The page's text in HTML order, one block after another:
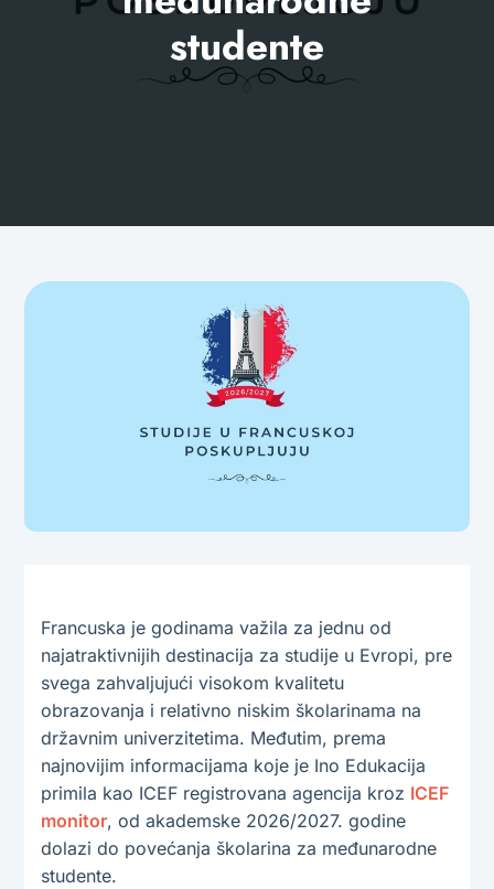
studente
Francuska je godinama važila za jednu od
najatraktivnijih destinacija za studije u Evropi, pre
svega zahvaljujući visokom kvalitetu
obrazovanja i relativno niskim školarinama na
državnim univerzitetima. Međutim, prema
najnovijim informacijama koje je Ino Edukacija
primila kao ICEF registrovana agencija kroz ICEF
monitor, od akademske 2026/2027. godine
dolazi do povećanja školarina za međunarodne
studente.